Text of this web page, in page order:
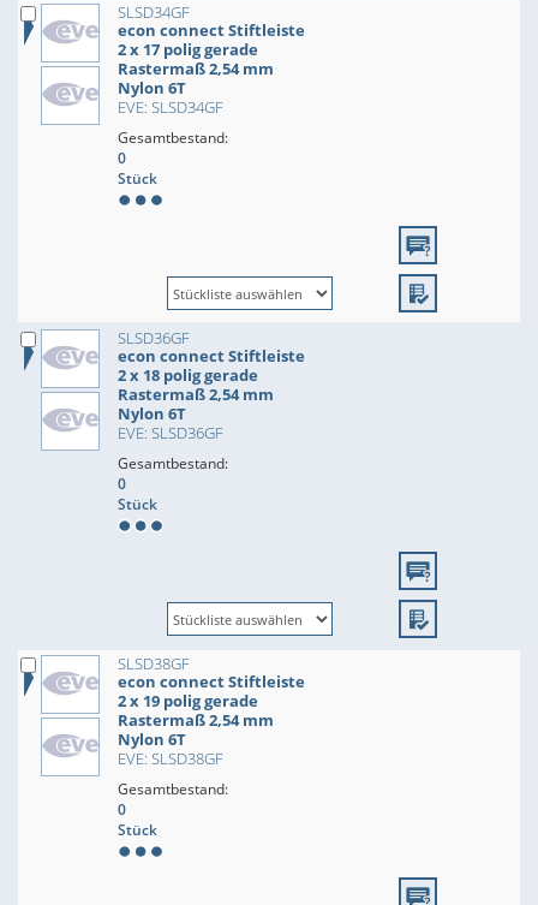
SLSD34GF
econ connect Stiftleiste
2 x 17 polig gerade
Rastermaß 2,54 mm
Nylon 6T
EVE: SLSD34GF
Gesamtbestand:
0
Stück
SLSD36GF
econ connect Stiftleiste
2 x 18 polig gerade
Rastermaß 2,54 mm
Nylon 6T
EVE: SLSD36GF
Gesamtbestand:
0
Stück
SLSD38GF
econ connect Stiftleiste
2 x 19 polig gerade
Rastermaß 2,54 mm
Nylon 6T
EVE: SLSD38GF
Gesamtbestand:
0
Stück